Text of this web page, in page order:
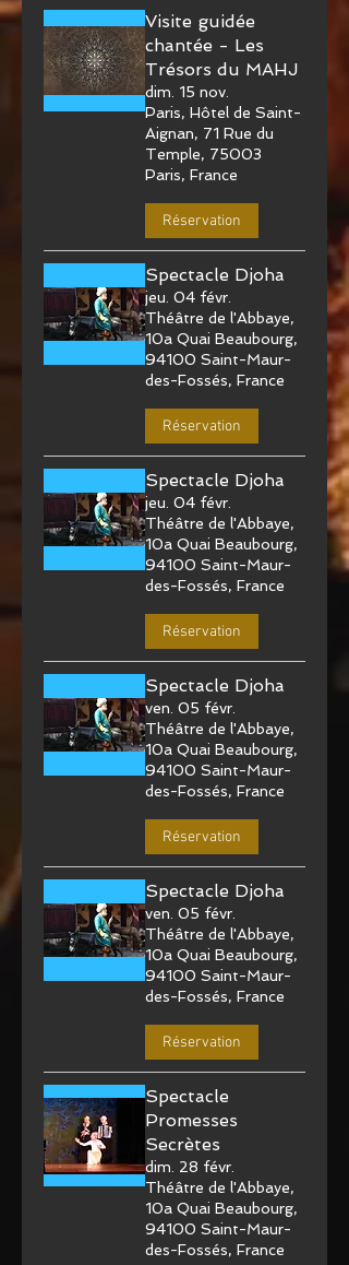
Visite guidée
chantée - Les
Trésors du MAHJ
dim. 15 nov.
Paris, Hôtel de Saint-
Aignan, 71 Rue du
Temple, 75003
Paris, France
Réservation
Spectacle Djoha
jeu. 04 févr.
Théâtre de l'Abbaye,
10a Quai Beaubourg,
94100 Saint-Maur-
des-Fossés, France
Réservation
Spectacle Djoha
jeu. 04 févr.
Théâtre de l'Abbaye,
10a Quai Beaubourg,
94100 Saint-Maur-
des-Fossés, France
Réservation
Spectacle Djoha
ven. 05 févr.
Théâtre de l'Abbaye,
10a Quai Beaubourg,
94100 Saint-Maur-
des-Fossés, France
Réservation
Spectacle Djoha
ven. 05 févr.
Théâtre de l'Abbaye,
10a Quai Beaubourg,
94100 Saint-Maur-
des-Fossés, France
Réservation
Spectacle
Promesses
Secrètes
dim. 28 févr.
Théâtre de l'Abbaye,
10a Quai Beaubourg,
94100 Saint-Maur-
des-Fossés, France